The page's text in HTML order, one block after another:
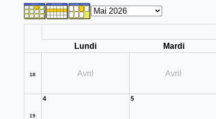
Lundi
Mardi
18 Avril Avril
19
4 5